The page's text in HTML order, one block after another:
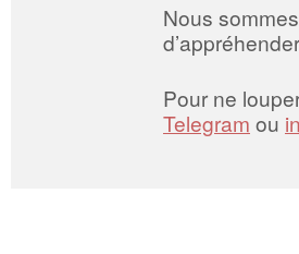
Nous sommes
Pour ne
Telegram ou